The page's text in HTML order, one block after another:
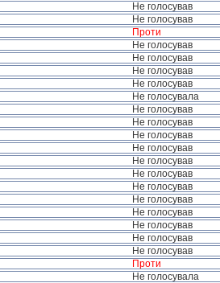
Не голосував
Не голосував
Проти
Не голосував
Не голосував
Не голосував
Не голосував
Не голосувала
Не голосував
Не голосував
Не голосував
Не голосував
Не голосував
Не голосував
Не голосував
Не голосував
Не голосував
Не голосував
Не голосував
Не голосував
Проти
Не голосувала